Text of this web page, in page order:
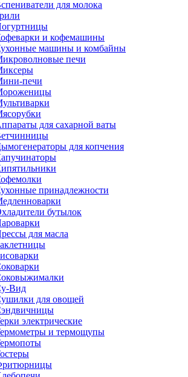
для молока
и кофемашины
машины и комбайны
печи
печи
для сахарной ваты
для копчения
принадлежности
бутылок
для масла
Вид
для овощей
электрические
и термощупы